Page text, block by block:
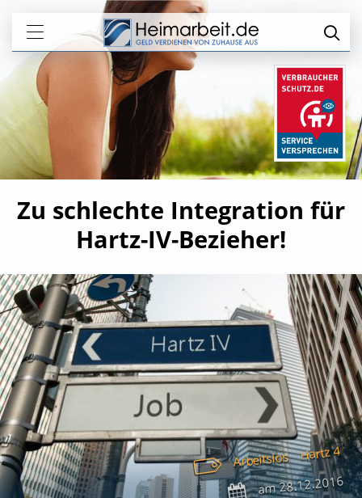
Zu schlechte Integration für
Hartz-IV-Bezieher!
Arbeitslos Hartz 4
am28.12.2016